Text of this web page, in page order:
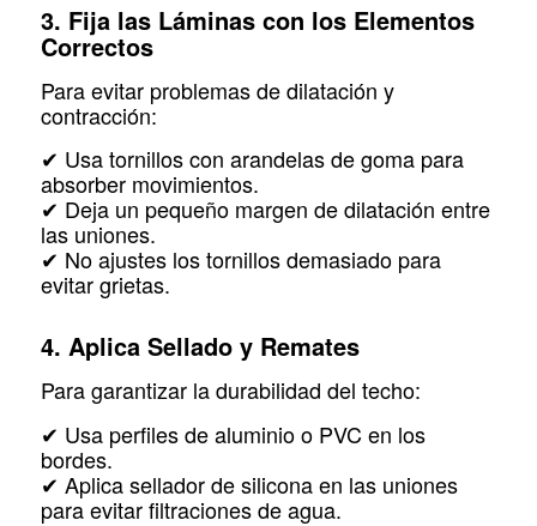
3. Fija las Láminas con los Elementos
Correctos
Para evitar problemas de dilatación y
contracción:
✔ Usa tornillos con arandelas de goma para
absorber movimientos.
✔ Deja un pequeño margen de dilatación entre
las uniones.
✔ No ajustes los tornillos demasiado para
evitar grietas.
4. Aplica Sellado y Remates
Para garantizar la durabilidad del techo:
✔ Usa perfiles de aluminio o PVC en los
bordes.
✔ Aplica sellador de silicona en las uniones
para evitar filtraciones de agua.